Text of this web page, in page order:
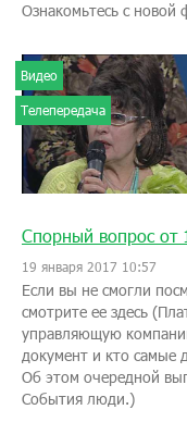
Ознакомьтесь с
Видео
Телепередача
Спорный вопрос от
19 января 2017 10:57
Если вы не смогли
смотрите ее здесь
управляющую
документ и кто самые
Об этом очередной
События люди.)